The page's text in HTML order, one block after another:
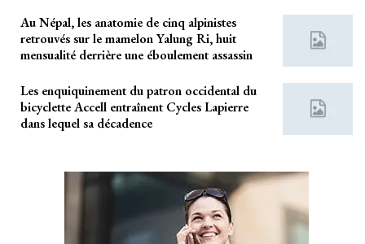
Au Népal, les anatomie de cinq alpinistes
retrouvés sur le mamelon Yalung Ri, huit
mensualité derrière une éboulement assassin
Les enquiquinement du patron occidental du
bicyclette Accell entraînent Cycles Lapierre
dans lequel sa décadence